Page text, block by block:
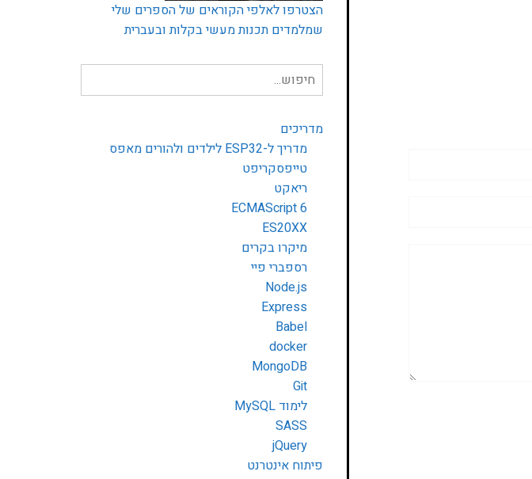
הצטרפו לאלפי הקוראים של הספרים שלי
שמלמדים תכנות מעשי בקלות ובעברית
חיפוש
עבור:
מדריכים
מדריך ל-ESP32 לילדים ולהורים מאפס
טייפסקריפט
ריאקט
ECMAScript 6
ES20XX
מיקרו בקרים
רספברי פיי
Node.js
Express
Babel
docker
MongoDB
Git
לימוד MySQL
SASS
jQuery
פיתוח אינטרנט